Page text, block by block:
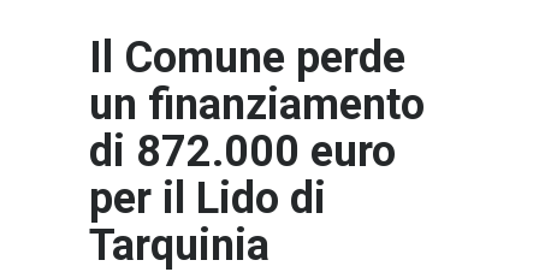
Il Comune perde
un finanziamento
di 872.000 euro
per il Lido di
Tarquinia